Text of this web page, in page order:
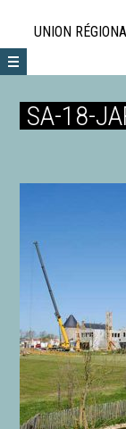
directement
au
contenu
UNION
SA-18-